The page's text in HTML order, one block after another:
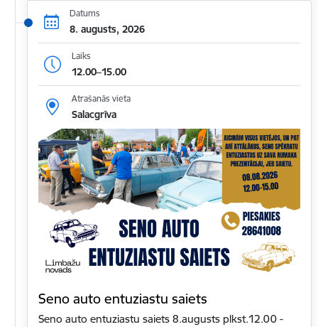
Datums
8. augusts, 2026
Laiks
12.00–15.00
Atrašanās vieta
Salacgrīva
Seno auto entuziastu saiets
Seno auto entuziastu saiets 8.augusts plkst.12.00 -